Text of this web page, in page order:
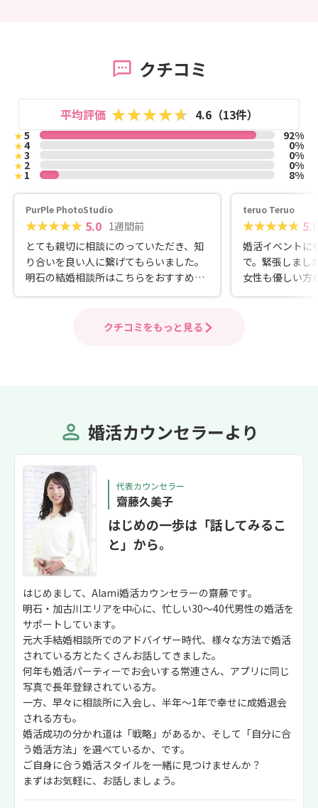
クチコミ
平均評価 4.6（13件）
★5 92%
★4 0%
★3 0%
★2 0%
★1 8%
PurPle PhotoStudio
5.0 1週間前
とても親切に相談にのっていただき、知
り合いを良い人に繋げてもらいました。
明石の結婚相談所はこちらをおすすめし
ています。
teruo Teruo
5.0
婚活イベントに
で。緊張しまし
女性も優しい方
きたいと思いま
クチコミをもっと見る
婚活カウンセラーより
代表カウンセラー
齋藤久美子
はじめの一歩は「話してみるこ
と」から。
はじめまして、Alami婚活カウンセラーの齋藤です。
明石・加古川エリアを中心に、忙しい30〜40代男性の婚活を
サポートしています。
元大手結婚相談所でのアドバイザー時代、様々な方法で婚活
されている方とたくさんお話してきました。
何年も婚活パーティーでお会いする常連さん、アプリに同じ
写真で長年登録されている方。
一方、早々に相談所に入会し、半年〜1年で幸せに成婚退会
される方も。
婚活成功の分かれ道は「戦略」があるか、そして「自分に合
う婚活方法」を選べているか、です。
ご自身に合う婚活スタイルを一緒に見つけませんか？
まずはお気軽に、お話しましょう。